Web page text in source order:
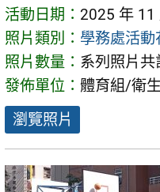
活動日期： 2025 年 11
照片類別： 學務處活動
照片數量： 系列照片
發佈單位： 體育組/衛
瀏覽照片